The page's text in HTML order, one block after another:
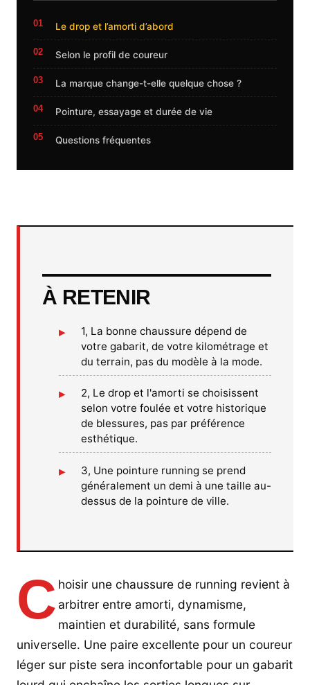
Le drop et l’amorti d’abord
Selon le profil de coureur
La marque change-t-elle quelque chose ?
Pointure, essayage et durée de vie
Questions fréquentes
À RETENIR
1, La bonne chaussure dépend de
votre gabarit, de votre kilométrage et
du terrain, pas du modèle à la mode.
2, Le drop et l'amorti se choisissent
selon votre foulée et votre historique
de blessures, pas par préférence
esthétique.
3, Une pointure running se prend
généralement un demi à une taille au-
dessus de la pointure de ville.
C hoisir une chaussure de running revient à
arbitrer entre amorti, dynamisme,
maintien et durabilité, sans formule
universelle. Une paire excellente pour un coureur
léger sur piste sera inconfortable pour un gabarit